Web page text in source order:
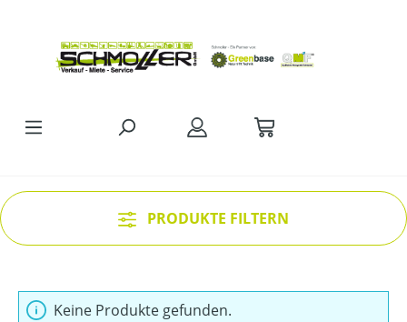
PRODUKTE FILTERN
Keine Produkte gefunden.